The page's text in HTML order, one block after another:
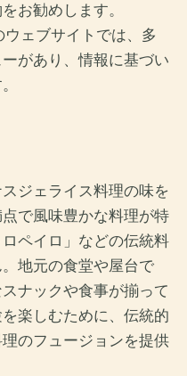
お勧めします。
ェブサイトでは、多
があり、情報に基づい
ジェライス料理の味を
で風味豊かな料理が特
ペイロ」などの伝統料
地元の食堂や屋台で
ナックや食事が揃って
楽しむために、伝統的
のフュージョンを提供